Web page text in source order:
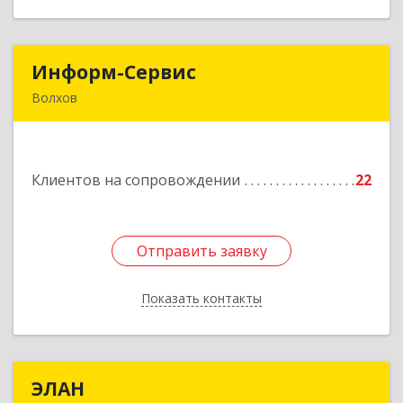
Информ-Сервис
Волхов
Клиентов на сопровождении 22
Отправить заявку
Показать контакты
Подробнее
Отправить заявку
Назад
ЭЛАН